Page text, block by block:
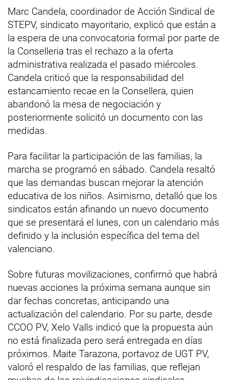
Marc Candela, coordinador de Acción Sindical de
STEPV, sindicato mayoritario, explicó que están a
la espera de una convocatoria formal por parte de
la Conselleria tras el rechazo a la oferta
administrativa realizada el pasado miércoles.
Candela criticó que la responsabilidad del
estancamiento recae en la Consellera, quien
abandonó la mesa de negociación y
posteriormente solicitó un documento con las
medidas.
Para facilitar la participación de las familias, la
marcha se programó en sábado. Candela resaltó
que las demandas buscan mejorar la atención
educativa de los niños. Asimismo, detalló que los
sindicatos están afinando un nuevo documento
que se presentará el lunes, con un calendario más
definido y la inclusión específica del tema del
valenciano.
Sobre futuras movilizaciones, confirmó que habrá
nuevas acciones la próxima semana aunque sin
dar fechas concretas, anticipando una
actualización del calendario. Por su parte, desde
CCOO PV, Xelo Valls indicó que la propuesta aún
no está finalizada pero será entregada en días
próximos. Maite Tarazona, portavoz de UGT PV,
valoró el respaldo de las familias, que reflejan